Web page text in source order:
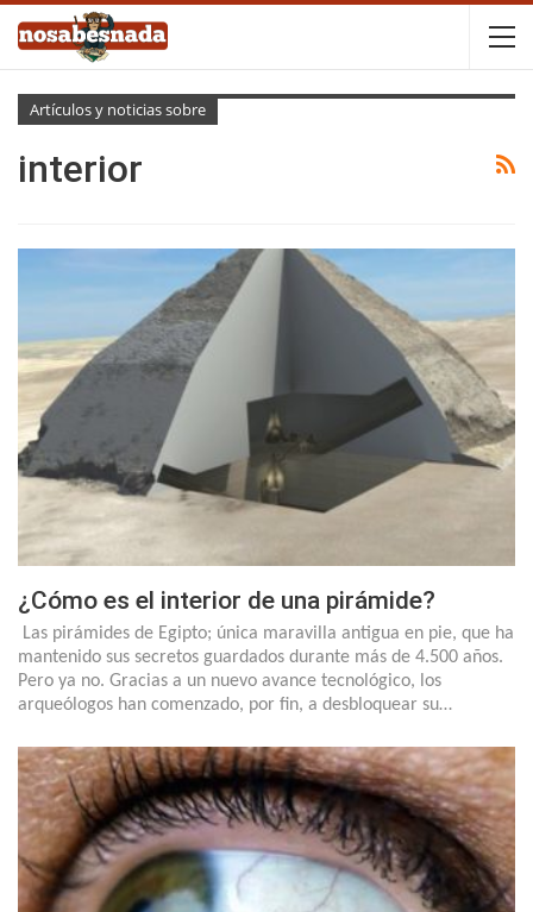
Artículos y noticias sobre
interior
¿Cómo es el interior de una pirámide?
Las pirámides de Egipto; única maravilla antigua en pie, que ha
mantenido sus secretos guardados durante más de 4.500 años.
Pero ya no. Gracias a un nuevo avance tecnológico, los
arqueólogos han comenzado, por fin, a desbloquear su…